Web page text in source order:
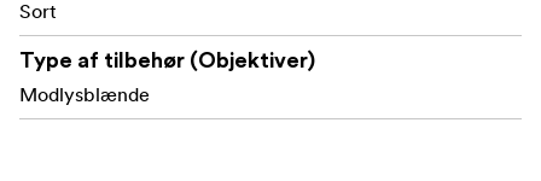
Sort
Type af tilbehør (Objektiver)
Modlysblænde